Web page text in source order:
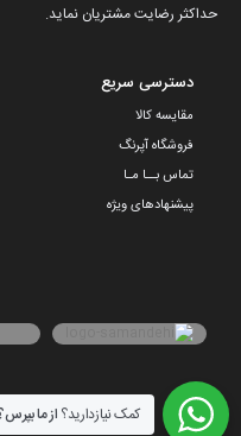
حداکثر رضایت مشتریان نماید‌.
دسترسی سریع
مقایسه کالا
فروشگاه آپرنگ
تماس بــا مـا
پیشنهادهای ویژه
کمک نیازدارید؟ از ما